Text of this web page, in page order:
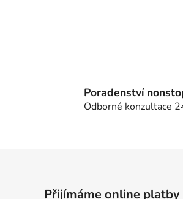
Poradenství
Odborné konzultace
Přijímáme online platby